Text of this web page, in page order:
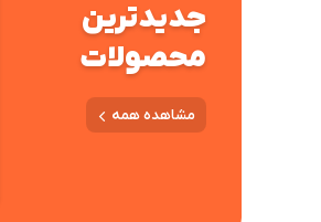
جدیدترین
محصولات
مشاهده همه